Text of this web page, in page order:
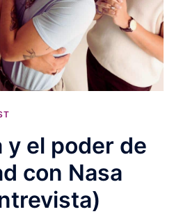
y el poder de
con Nasa